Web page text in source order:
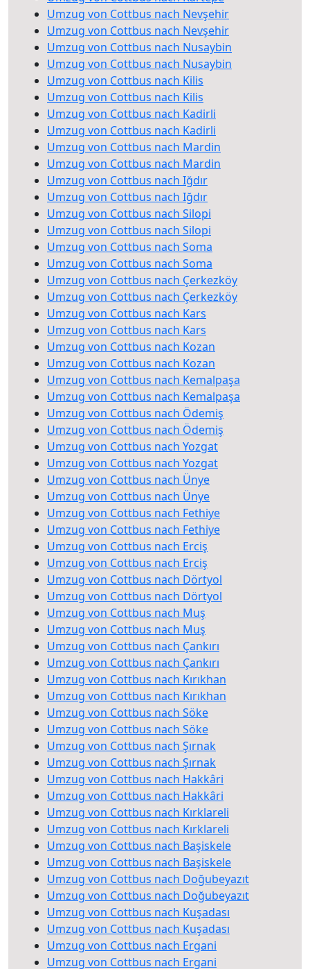
Umzug von Cottbus nach Nevşehir
Umzug von Cottbus nach Nevşehir
Umzug von Cottbus nach Nusaybin
Umzug von Cottbus nach Nusaybin
Umzug von Cottbus nach Kilis
Umzug von Cottbus nach Kilis
Umzug von Cottbus nach Kadirli
Umzug von Cottbus nach Kadirli
Umzug von Cottbus nach Mardin
Umzug von Cottbus nach Mardin
Umzug von Cottbus nach Iğdır
Umzug von Cottbus nach Iğdır
Umzug von Cottbus nach Silopi
Umzug von Cottbus nach Silopi
Umzug von Cottbus nach Soma
Umzug von Cottbus nach Soma
Umzug von Cottbus nach Çerkezköy
Umzug von Cottbus nach Çerkezköy
Umzug von Cottbus nach Kars
Umzug von Cottbus nach Kars
Umzug von Cottbus nach Kozan
Umzug von Cottbus nach Kozan
Umzug von Cottbus nach Kemalpaşa
Umzug von Cottbus nach Kemalpaşa
Umzug von Cottbus nach Ödemiş
Umzug von Cottbus nach Ödemiş
Umzug von Cottbus nach Yozgat
Umzug von Cottbus nach Yozgat
Umzug von Cottbus nach Ünye
Umzug von Cottbus nach Ünye
Umzug von Cottbus nach Fethiye
Umzug von Cottbus nach Fethiye
Umzug von Cottbus nach Erciş
Umzug von Cottbus nach Erciş
Umzug von Cottbus nach Dörtyol
Umzug von Cottbus nach Dörtyol
Umzug von Cottbus nach Muş
Umzug von Cottbus nach Muş
Umzug von Cottbus nach Çankırı
Umzug von Cottbus nach Çankırı
Umzug von Cottbus nach Kırıkhan
Umzug von Cottbus nach Kırıkhan
Umzug von Cottbus nach Söke
Umzug von Cottbus nach Söke
Umzug von Cottbus nach Şırnak
Umzug von Cottbus nach Şırnak
Umzug von Cottbus nach Hakkâri
Umzug von Cottbus nach Hakkâri
Umzug von Cottbus nach Kırklareli
Umzug von Cottbus nach Kırklareli
Umzug von Cottbus nach Başiskele
Umzug von Cottbus nach Başiskele
Umzug von Cottbus nach Doğubeyazıt
Umzug von Cottbus nach Doğubeyazıt
Umzug von Cottbus nach Kuşadası
Umzug von Cottbus nach Kuşadası
Umzug von Cottbus nach Ergani
Umzug von Cottbus nach Ergani